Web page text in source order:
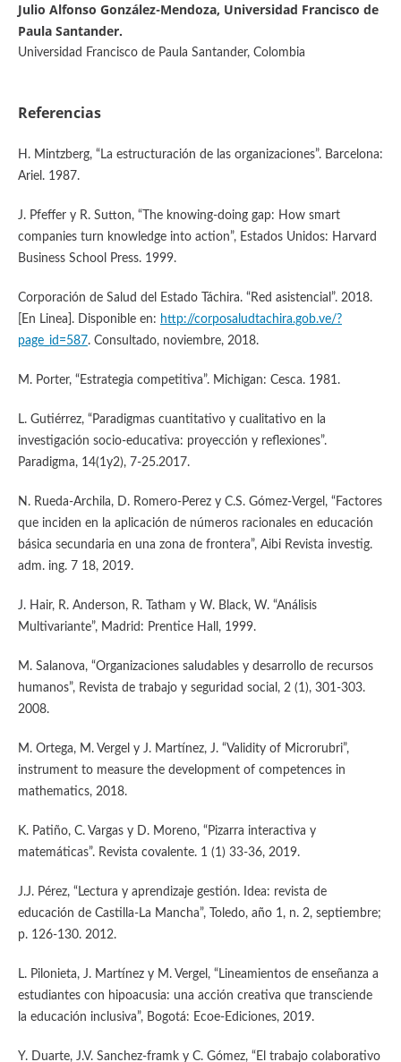
Julio Alfonso González-Mendoza, Universidad Francisco de
Paula Santander.
Universidad Francisco de Paula Santander, Colombia
Referencias
H. Mintzberg, “La estructuración de las organizaciones”. Barcelona:
Ariel. 1987.
J. Pfeffer y R. Sutton, “The knowing-doing gap: How smart
companies turn knowledge into action”, Estados Unidos: Harvard
Business School Press. 1999.
Corporación de Salud del Estado Táchira. “Red asistencial”. 2018.
[En Linea]. Disponible en: http://corposaludtachira.gob.ve/?
page_id=587. Consultado, noviembre, 2018.
M. Porter, “Estrategia competitiva”. Michigan: Cesca. 1981.
L. Gutiérrez, “Paradigmas cuantitativo y cualitativo en la
investigación socio-educativa: proyección y reflexiones”.
Paradigma, 14(1y2), 7-25.2017.
N. Rueda-Archila, D. Romero-Perez y C.S. Gómez-Vergel, “Factores
que inciden en la aplicación de números racionales en educación
básica secundaria en una zona de frontera”, Aibi Revista investig.
adm. ing. 7 18, 2019.
J. Hair, R. Anderson, R. Tatham y W. Black, W. “Análisis
Multivariante”, Madrid: Prentice Hall, 1999.
M. Salanova, “Organizaciones saludables y desarrollo de recursos
humanos”, Revista de trabajo y seguridad social, 2 (1), 301-303.
2008.
M. Ortega, M. Vergel y J. Martínez, J. “Validity of Microrubri”,
instrument to measure the development of competences in
mathematics, 2018.
K. Patiño, C. Vargas y D. Moreno, “Pizarra interactiva y
matemáticas”. Revista covalente. 1 (1) 33-36, 2019.
J.J. Pérez, “Lectura y aprendizaje gestión. Idea: revista de
educación de Castilla-La Mancha”, Toledo, año 1, n. 2, septiembre;
p. 126-130. 2012.
L. Pilonieta, J. Martínez y M. Vergel, “Lineamientos de enseñanza a
estudiantes con hipoacusia: una acción creativa que transciende
la educación inclusiva”, Bogotá: Ecoe-Ediciones, 2019.
Y. Duarte, J.V. Sanchez-framk y C. Gómez, “El trabajo colaborativo